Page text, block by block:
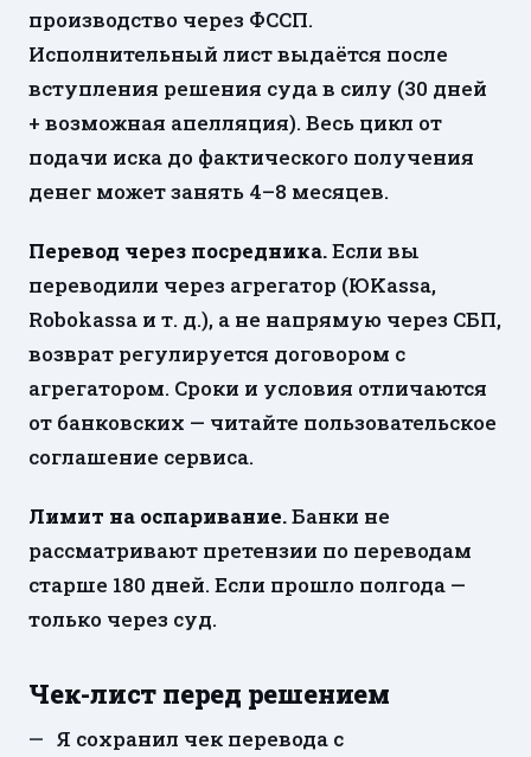
производство через ФССП.
Исполнительный лист выдаётся после
вступления решения суда в силу (30 дней
+ возможная апелляция). Весь цикл от
подачи иска до фактического получения
денег может занять 4–8 месяцев.
Перевод через посредника.Если вы
переводили через агрегатор (ЮKassa,
Robokassa и т. д.), а не напрямую через СБП,
возврат регулируется договором с
агрегатором. Сроки и условия отличаются
от банковских — читайте пользовательское
соглашение сервиса.
Лимит на оспаривание.Банки не
рассматривают претензии по переводам
старше 180 дней. Если прошло полгода —
только через суд.
Чек-лист перед решением
Я сохранил чек перевода с